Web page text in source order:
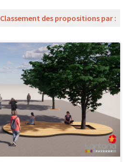
Classement des propositions par :